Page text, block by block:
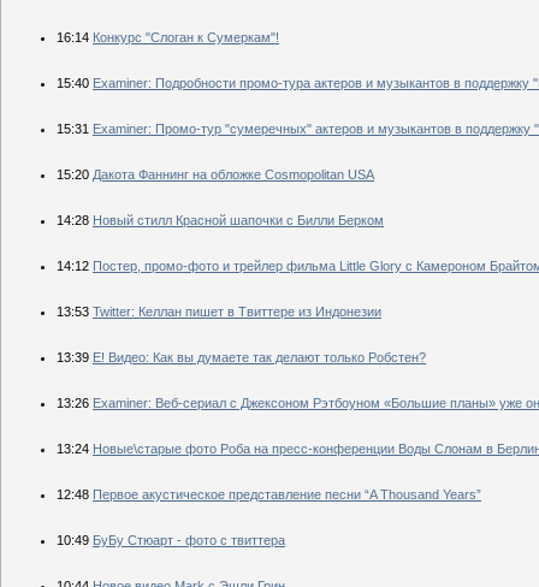
16:14 Конкурс "Слоган к Сумеркам"!
15:40 Examiner: Подробности промо-тура актеров и музыкантов в поддержку
15:31 Examiner: Промо-тур "сумеречных" актеров и музыкантов в поддержку
15:20 Дакота Фаннинг на обложке Cosmopolitan USA
14:28 Новый стилл Красной шапочки с Билли Берком
14:12 Постер, промо-фото и трейлер фильма Little Glory с Камероном
13:53 Twitter: Келлан пишет в Твиттере из Индонезии
13:39 E! Видео: Как вы думаете так делают только Робстен?
13:26 Examiner: Веб-сериал с Джексоном Рэтбоуном «Большие планы» уже
13:24 Новые\старые фото Роба на пресс-конференции Воды Слонам в
12:48 Первое акустическое представление песни “A Thousand Years”
10:49 БуБу Стюарт - фото с твиттера